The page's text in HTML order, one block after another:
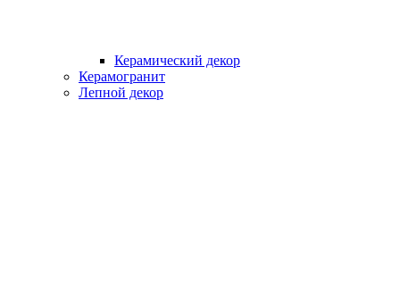
Керамический декор
Керамогранит
Лепной декор